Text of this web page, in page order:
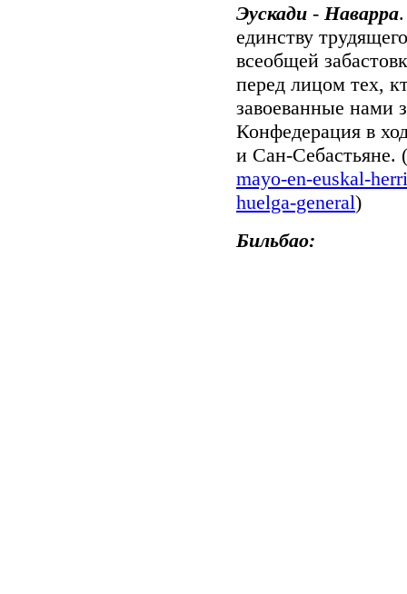
Эускади - Наварра
единству
всеобщей
перед лицом тех,
завоеванные нами
Конфедерация в
и Сан-Себастьяне. (
mayo-en-euskal-
huelga-general)
Бильбао: